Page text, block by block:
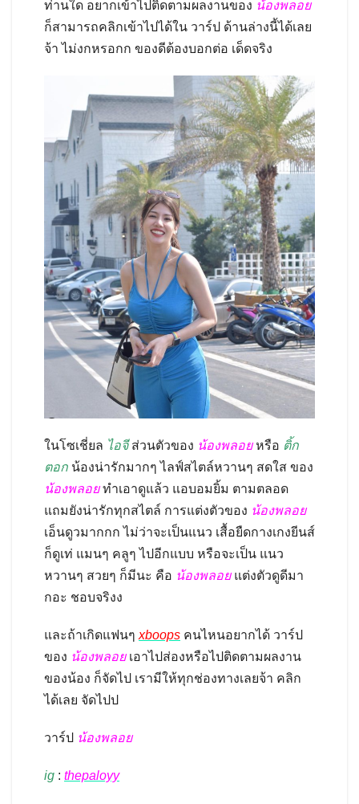
ท่านใด อยากเข้าไปติดตามผลงานของ น้องพลอย
ก็สามารถคลิกเข้าไปได้ใน วาร์ป ด้านล่างนี้ได้เลย
จ้า ไม่งกหรอกก ของดีต้องบอกต่อ เด็ดจริง
ในโซเชี่ยล ไอจีส่วนตัวของ น้องพลอยหรือ ติ้ก
ตอก น้องน่ารักมากๆ ไลฟ์สไตล์หวานๆ สดใส ของ
น้องพลอยทำเอาดูแล้ว แอบอมยิ้ม ตามตลอด
แถมยังน่ารักทุกสไตล์ การแต่งตัวของ น้องพลอย
เอ็นดูวมากกก ไม่ว่าจะเป็นแนว เสื้อยืดกางเกงยีนส์
ก็ดูเท่ แมนๆ คลูๆ ไปอีกแบบ หรือจะเป็น แนว
หวานๆ สวยๆ ก็มีนะ คือ น้องพลอยแต่งตัวดูดีมา
กอะ ชอบจริงง
และถ้าเกิดแฟนๆ xboops คนไหนอยากได้ วาร์ป
ของ น้องพลอยเอาไปส่องหรือไปติดตามผลงาน
ของน้อง ก็จัดไป เรามีให้ทุกช่องทางเลยจ้า คลิก
ได้เลย จัดไปป
วาร์ป น้องพลอย
ig : thepaloyy